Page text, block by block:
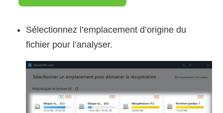
Sélectionnez l’emplacement d’origine du
fichier pour l’analyser.